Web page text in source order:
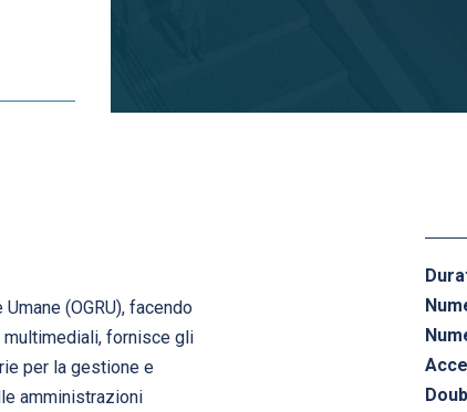
(OGRU), facendo
fornisce gli
per la gestione e
amministrazioni